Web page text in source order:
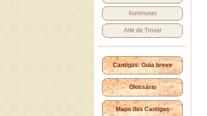
Iluminuras
Arte de Trovar
Cantigas: Guia breve
Glossário
Mapa das Cantigas